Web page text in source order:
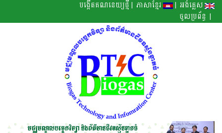
អង់គ្លេស
ភាសាខ្មែរ |
បង្កើតគណនេយ្យថ្មី |
ចូលប្រព័ន្ធ |